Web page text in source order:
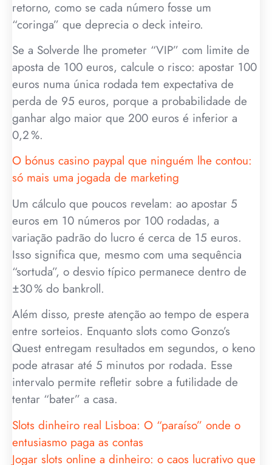
retorno, como se cada número fosse um
“coringa” que deprecia o deck inteiro.
Se a Solverde lhe prometer “VIP” com limite de
aposta de 100 euros, calcule o risco: apostar 100
euros numa única rodada tem expectativa de
perda de 95 euros, porque a probabilidade de
ganhar algo maior que 200 euros é inferior a
0,2 %.
O bónus casino paypal que ninguém lhe contou:
só mais uma jogada de marketing
Um cálculo que poucos revelam: ao apostar 5
euros em 10 números por 100 rodadas, a
variação padrão do lucro é cerca de 15 euros.
Isso significa que, mesmo com uma sequência
“sortuda”, o desvio típico permanece dentro de
±30 % do bankroll.
Além disso, preste atenção ao tempo de espera
entre sorteios. Enquanto slots como Gonzo’s
Quest entregam resultados em segundos, o keno
pode atrasar até 5 minutos por rodada. Esse
intervalo permite refletir sobre a futilidade de
tentar “bater” a casa.
Slots dinheiro real Lisboa: O “paraíso” onde o
entusiasmo paga as contas
Jogar slots online a dinheiro: o caos lucrativo que